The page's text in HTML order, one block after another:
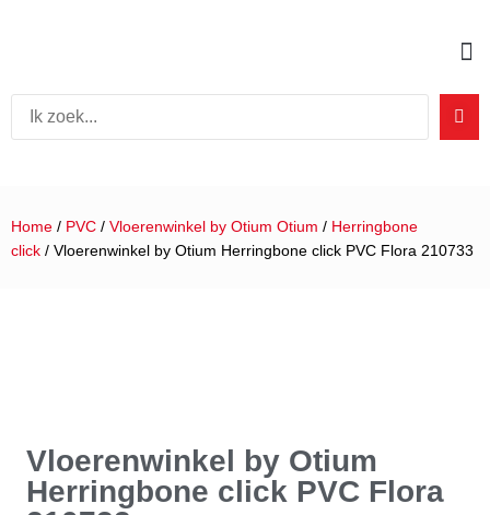
Home / PVC / Vloerenwinkel by Otium Otium / Herringbone
click / Vloerenwinkel by Otium Herringbone click PVC Flora 210733
Vloerenwinkel by Otium
Herringbone click PVC Flora